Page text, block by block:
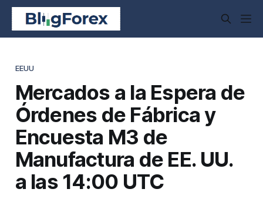
EEUU
Mercados a la Espera de
Órdenes de Fábrica y
Encuesta M3 de
Manufactura de EE. UU.
a las 14:00 UTC